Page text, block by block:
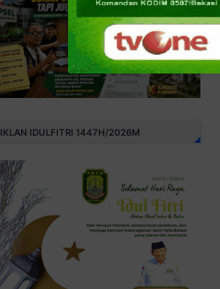
IKLAN IDULFITRI 1447H/2026M